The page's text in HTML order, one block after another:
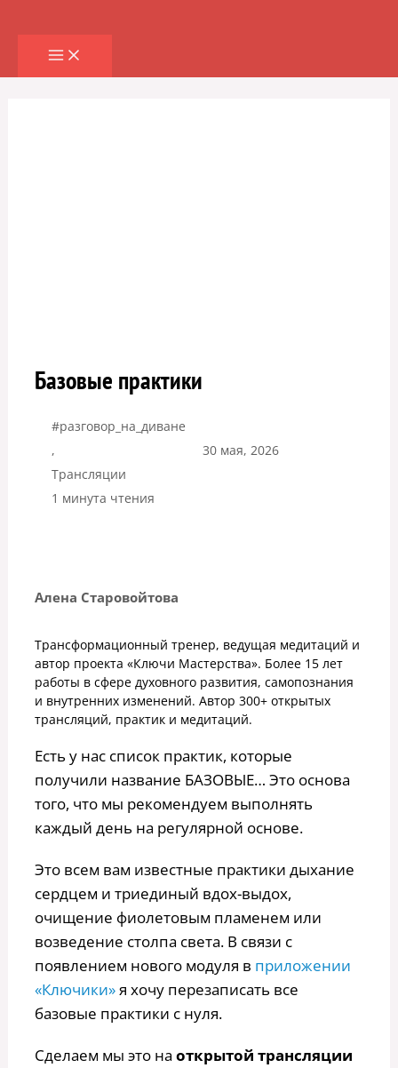
содержимому
Базовые практики
#разговор_на_диване
,
Трансляции
30 мая, 2026
1 минута чтения
Алена Старовойтова
Трансформационный тренер, ведущая медитаций и
автор проекта «Ключи Мастерства». Более 15 лет
работы в сфере духовного развития, самопознания
и внутренних изменений. Автор 300+ открытых
трансляций, практик и медитаций.
Есть у нас список практик, которые
получили название БАЗОВЫЕ… Это основа
того, что мы рекомендуем выполнять
каждый день на регулярной основе.
Это всем вам известные практики дыхание
сердцем и триединый вдох-выдох,
очищение фиолетовым пламенем или
возведение столпа света. В связи с
появлением нового модуля в приложении
«Ключики»я хочу перезаписать все
базовые практики с нуля.
Сделаем мы это на открытой трансляции